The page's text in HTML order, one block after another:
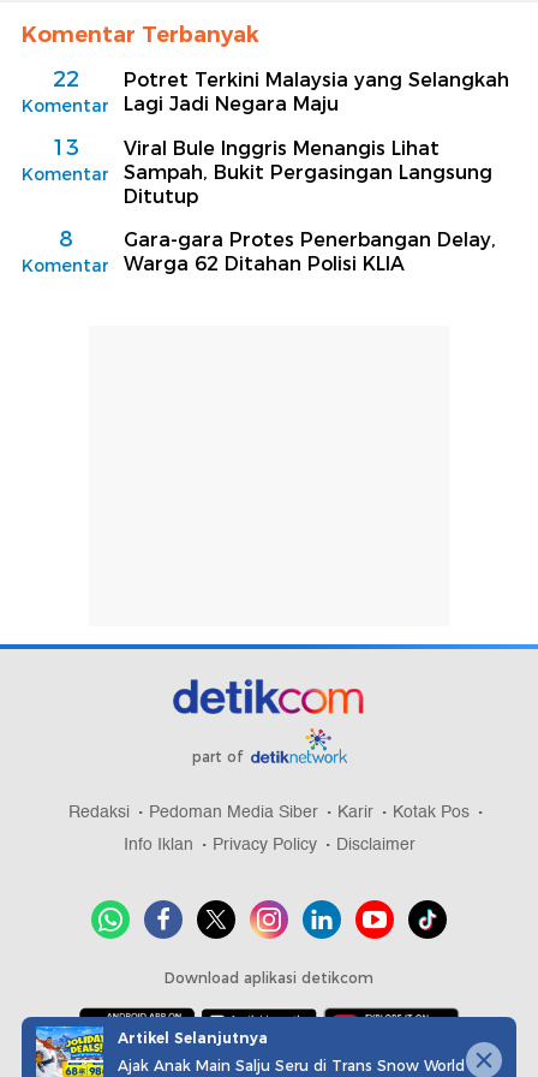
Komentar Terbanyak
22
Komentar
Potret Terkini Malaysia yang Selangkah
Lagi Jadi Negara Maju
13
Komentar
Viral Bule Inggris Menangis Lihat
Sampah, Bukit Pergasingan Langsung
Ditutup
8
Komentar
Gara-gara Protes Penerbangan Delay,
Warga 62 Ditahan Polisi KLIA
part of
Redaksi Pedoman Media Siber Karir
Kotak Pos
Info Iklan
Privacy Policy Disclaimer
Download aplikasi detikcom
Artikel Selanjutnya
Ajak Anak Main Salju Seru di Trans Snow World